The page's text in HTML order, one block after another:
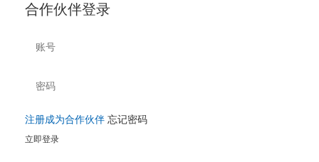
合作伙伴登录
注册成为合作伙伴 忘记密码
立即登录